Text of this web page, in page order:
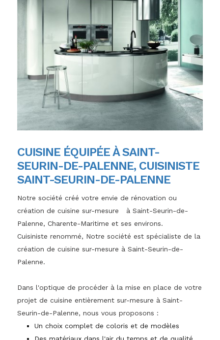
CUISINE ÉQUIPÉE À SAINT-
SEURIN-DE-PALENNE, CUISINISTE
SAINT-SEURIN-DE-PALENNE
Notre société créé votre envie de rénovation ou
création de cuisine sur-mesure à Saint-Seurin-de-
Palenne, Charente-Maritime et ses environs.
Cuisiniste renommé, Notre société est spécialiste de la
création de cuisine sur-mesure à Saint-Seurin-de-
Palenne.
Dans l'optique de procéder à la mise en place de votre
projet de cuisine entièrement sur-mesure à Saint-
Seurin-de-Palenne, nous vous proposons :
Un choix complet de coloris et de modèles